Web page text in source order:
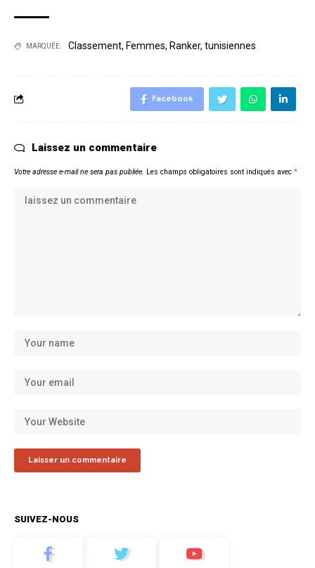
MARQUÉE: Classement, Femmes, Ranker, tunisiennes
Facebook
Laissez un commentaire
Votre adresse e-mail ne sera pas publiée. Les champs obligatoires sont indiqués avec *
SUIVEZ-NOUS